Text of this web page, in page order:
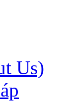
Us)